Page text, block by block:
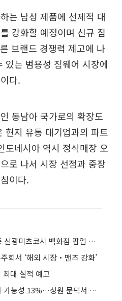
는 남성 제품에 선제적 대
강화할 예정이며 신규 짐
브랜드 경쟁력 제고에 나
있는 범용성 짐웨어 시장에
다.
동남아 국가로의 확장도
현지 유통 대기업과의 파트
도네시아 역시 정식매장 오
로 나서 시장 선점과 중장
이다.
젝시믹스, ‘대만 1위’ 타이중 신광미츠코시 백화점 팝업 오픈
회서 ‘해외 시장‧맨즈 강화’
최대 실적 예고
美 클래리티 법안 연내 통과 가능성 13%…상원 문턱서 제동